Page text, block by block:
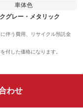
車体色
グレー・メタリック
伴う費用、リサイクル預託金
付した価格になります。
わせ